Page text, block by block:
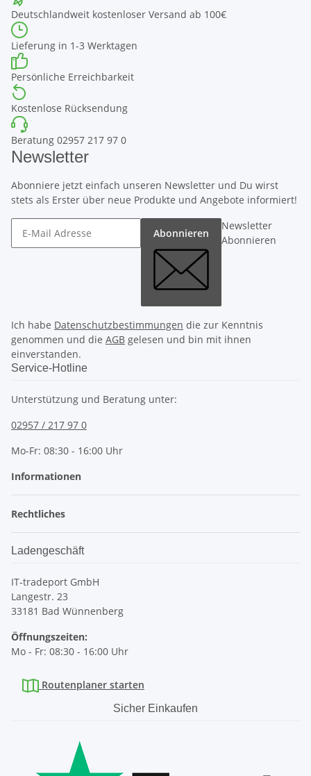
Deutschlandweit kostenloser Versand ab 100€
Lieferung in 1-3 Werktagen
Persönliche Erreichbarkeit
Kostenlose Rücksendung
Beratung 02957 217 97 0
Newsletter
Abonniere jetzt einfach unseren Newsletter und Du wirst
stets als Erster über neue Produkte und Angebote informiert!
Abonnieren
Newsletter
Abonnieren
Ich habe Datenschutzbestimmungen die zur Kenntnis
genommen und die AGB gelesen und bin mit ihnen
einverstanden.
Service-Hotline
Unterstützung und Beratung unter:
02957 / 217 97 0
Mo-Fr: 08:30 - 16:00 Uhr
Informationen
Rechtliches
Ladengeschäft
IT-tradeport GmbH
Langestr. 23
33181 Bad Wünnenberg
Öffnungszeiten:
Mo - Fr: 08:30 - 16:00 Uhr
Routenplaner starten
Sicher Einkaufen